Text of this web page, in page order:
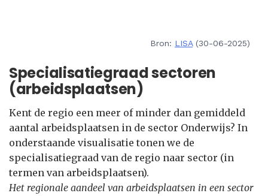
Bron: LISA(30-06-2025)
Specialisatiegraad sectoren
(arbeidsplaatsen)
Kent de regio een meer of minder dan gemiddeld
aantal arbeidsplaatsen in de sector Onderwijs? In
onderstaande visualisatie tonen we de
specialisatiegraad van de regio naar sector (in
termen van arbeidsplaatsen).
Het regionale aandeel van arbeidsplaatsen in een sector